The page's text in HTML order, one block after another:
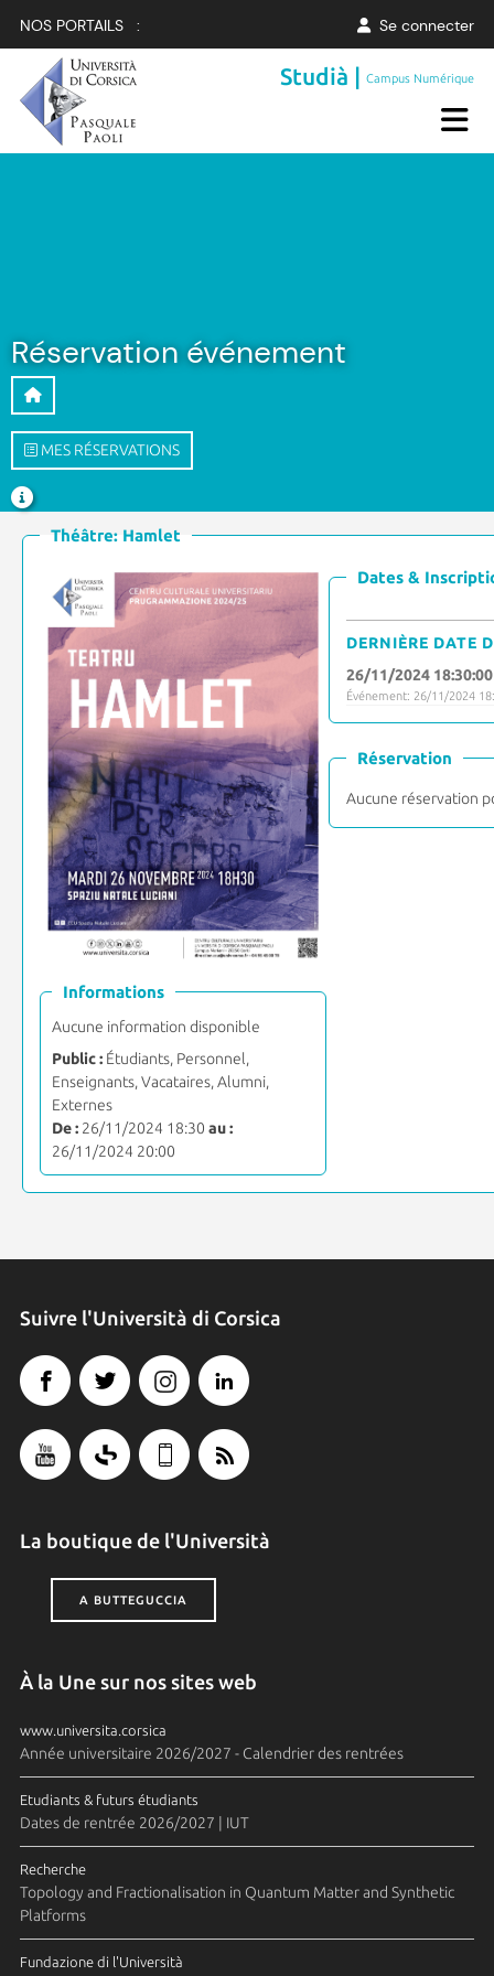
NOS PORTAILS : Se connecter
Studià |Campus Numérique
Réservation événement
MES RÉSERVATIONS
Théâtre: Hamlet
Informations
Aucune information disponible
Public :Étudiants, Personnel,
Enseignants, Vacataires, Alumni,
Externes
De :26/11/2024 18:30 au :
26/11/2024 20:00
Dates &
DERNIÈRE DATE
26/11/2024 18:30:00
Événement: 26/11/2024
Réservation
Aucune réservation
Suivre l'Università di Corsica
La boutique de l'Università
A BUTTEGUCCIA
À la Une sur nos sites web
www.universita.corsica
Année universitaire 2026/2027 - Calendrier des rentrées
Etudiants & futurs étudiants
Dates de rentrée 2026/2027 | IUT
Recherche
Topology and Fractionalisation in Quantum Matter and Synthetic
Platforms
Fundazione di l'Università